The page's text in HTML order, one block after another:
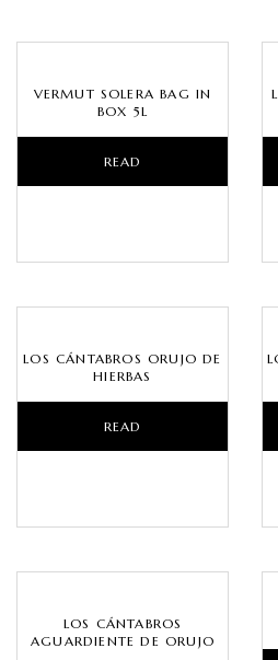
VERMUT SOLERA BAG IN
BOX 5L
READ
LOS CÁNTABROS ORUJO DE
HIERBAS
READ
LOS CÁNTABROS
AGUARDIENTE DE ORUJO